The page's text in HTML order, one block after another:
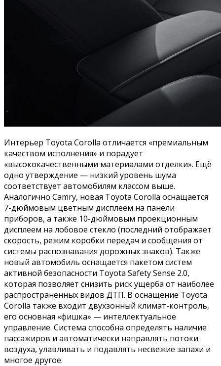
Интерьер Toyota Corolla отличается «премиальным
качеством исполнения» и порадует
«высококачественными материалами отделки». Ещё
одно утверждение — низкий уровень шума
соответствует автомобилям классом выше.
Аналогично Camry, новая Toyota Corolla оснащается
7-дюймовым цветным дисплеем на панели
приборов, а также 10-дюймовым проекционным
дисплеем на лобовое стекло (последний отображает
скорость, режим коробки передач и сообщения от
системы распознавания дорожных знаков). Также
новый автомобиль оснащается пакетом систем
активной безопасности Toyota Safety Sense 2.0,
которая позволяет снизить риск ущерба от наиболее
распространенных видов ДТП. В оснащение Toyota
Corolla также входит двухзонный климат-контроль,
его основная «фишка» — интеллектуальное
управление. Система способна определять наличие
пассажиров и автоматически направлять потоки
воздуха, улавливать и подавлять несвежие запахи и
многое другое.